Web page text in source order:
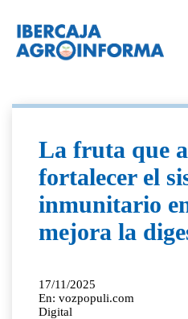
La fruta que
fortalecer el
inmunitario
mejora la
17/11/2025
En: vozpopuli.com
Digital